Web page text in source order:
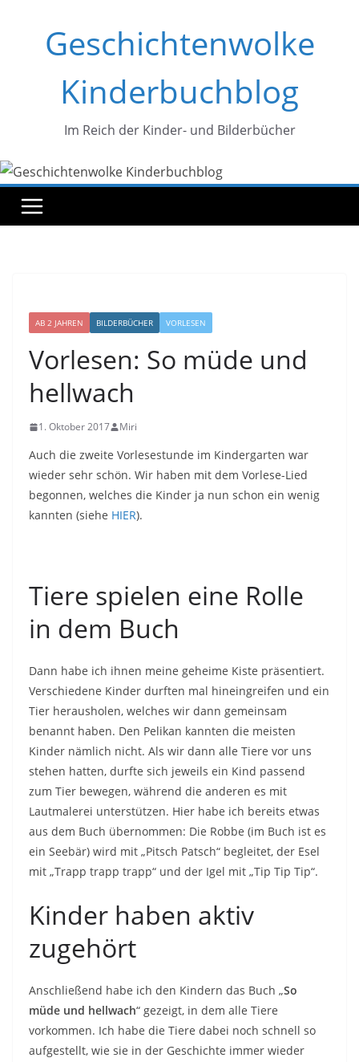
springenGeschichtenwolke
Kinderbuchblog
Im Reich der Kinder- und Bilderbücher
AB 2 JAHREN BILDERBÜCHER VORLESEN
Vorlesen: So müde und
hellwach
1. Oktober 2017 Miri
Auch die zweite Vorlesestunde im Kindergarten war
wieder sehr schön. Wir haben mit dem Vorlese-Lied
begonnen, welches die Kinder ja nun schon ein wenig
kannten (siehe HIER).
Tiere spielen eine Rolle
in dem Buch
Dann habe ich ihnen meine geheime Kiste präsentiert.
Verschiedene Kinder durften mal hineingreifen und ein
Tier herausholen, welches wir dann gemeinsam
benannt haben. Den Pelikan kannten die meisten
Kinder nämlich nicht. Als wir dann alle Tiere vor uns
stehen hatten, durfte sich jeweils ein Kind passend
zum Tier bewegen, während die anderen es mit
Lautmalerei unterstützen. Hier habe ich bereits etwas
aus dem Buch übernommen: Die Robbe (im Buch ist es
ein Seebär) wird mit „Pitsch Patsch“ begleitet, der Esel
mit „Trapp trapp trapp“ und der Igel mit „Tip Tip Tip“.
Kinder haben aktiv
zugehört
Anschließend habe ich den Kindern das Buch „So
müde und hellwach“ gezeigt, in dem alle Tiere
vorkommen. Ich habe die Tiere dabei noch schnell so
aufgestellt, wie sie in der Geschichte immer wieder